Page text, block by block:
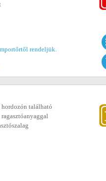
rendeljük.
található